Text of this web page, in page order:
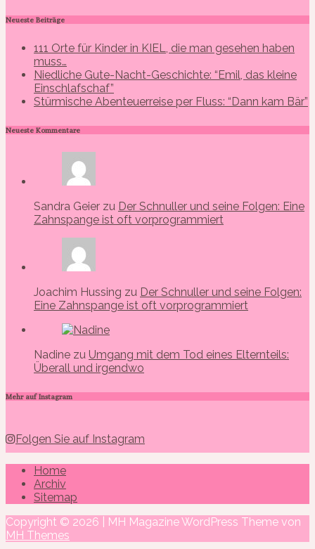
Neueste Beiträge
111 Orte für Kinder in KIEL, die man gesehen haben
muss…
Niedliche Gute-Nacht-Geschichte: “Emil, das kleine
Einschlafschaf”
Stürmische Abenteuerreise per Fluss: “Dann kam Bär”
Neueste Kommentare
Sandra Geier zu Der Schnuller und seine Folgen: Eine
Zahnspange ist oft vorprogrammiert
Joachim Hussing zu Der Schnuller und seine Folgen:
Eine Zahnspange ist oft vorprogrammiert
Nadine zu Umgang mit dem Tod eines Elternteils:
Überall und irgendwo
Mehr auf Instagram
Folgen Sie auf Instagram
Home
Archiv
Sitemap
Copyright © 2026 | MH Magazine WordPress Theme von
MH Themes